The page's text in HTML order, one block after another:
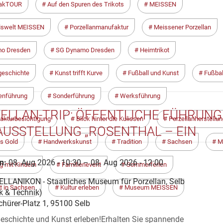
Auf den Spuren des Trikots MEISSEN
MEISSEN Porzellanmanufaktur Meissener Porzellan
Dresden SG Dynamo Dresden Heimtrikot
Kunst trifft Kurve Fußball und Kunst
Sonderführung Werksführung
Blick hinter die Kulissen
Gold Handwerkskunst Tradition Sachsen
mit Kindern Familienevent Sommerferien
in Sachsen Kultur erleben Museum MEISSEN
TRIP: ÖFFENTLICHE FÜHRUNG
„ROSENTHAL – EIN
08. Aug 2026 - 10:30 – 08. Aug 2026 - 12:00
- Staatliches Museum für Porzellan, Selb
& Technik)
Platz 1, 95100 Selb
und Kunst erleben!Erhalten Sie spannende